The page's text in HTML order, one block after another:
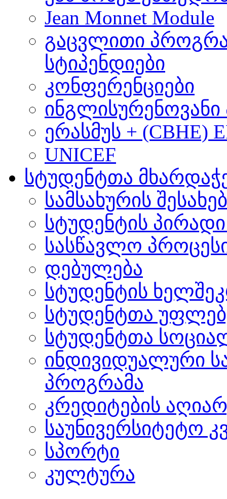
Jean Monnet Module
გაცვლითი
სტიპენდიები
კონფერენციები
ერასმუს + (CBHE)
UNICEF
სტუდენტთა
სამსახურის შესახებ
სტუდენტის
სასწავლო
დებულება
სტუდენტის
სტუდენტთა
სტუდენტთა
ინდივიდუალური
პროგრამა
კრედიტების
საუნივერსიტეტო
სპორტი
კულტურა